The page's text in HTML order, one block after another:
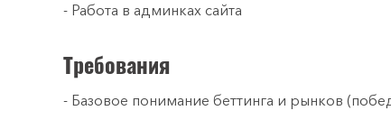
- Работа в админках сайта
Требования
- Базовое понимание беттинга и рынков